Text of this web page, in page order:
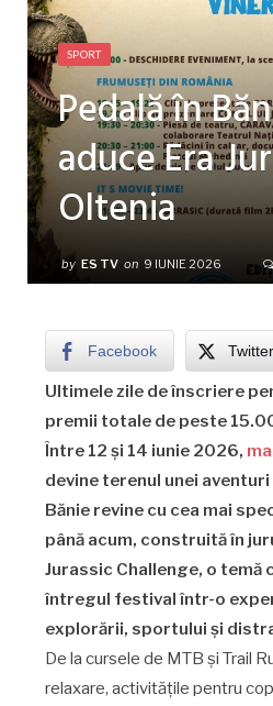
SPORT
Pedală în
aduce Era
Oltenia
by ES TV on 9 IUNIE 2026
Facebook Twitter
Ultimele zile de înscriere
premii totale de peste
Între 12 și 14 iunie 2026,
devine terenul unei
Bănie revine cu cea mai
până acum, construită în
Jurassic Challenge, o
întregul festival într-o
explorării, sportului și
De la cursele de MTB și Trail
relaxare, activitățile pentru